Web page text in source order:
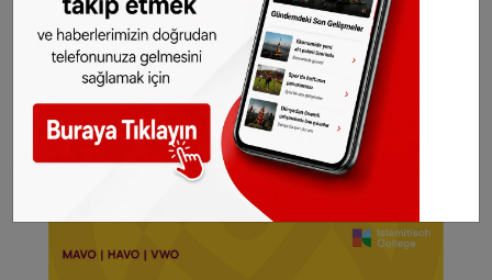
edebilirsiniz:t.me/sonhabereu
WhatsApp’ta ücretsiz bültenimize abone olun,
Hollanda ve diğer Avrupa ülkeleri gündeminden
seçtiğimiz haberler her gün telefonunuza
gelsin! Abone olmak için tıklayın